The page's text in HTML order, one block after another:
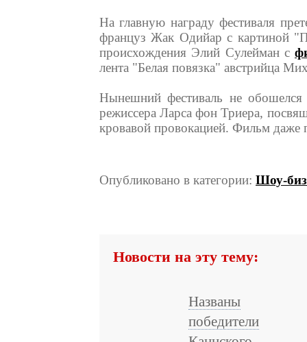
На главную награду фестиваля
француз Жак Одийар с картиной
происхождения Элий Сулейман с
лента "Белая повязка" австрийца
Нынешний фестиваль не обошелся
режиссера Ларса фон Триера,
кровавой провокацией. Фильм
Опубликовано в категории: Шоу-
Новости на эту тему:
Названы
победители